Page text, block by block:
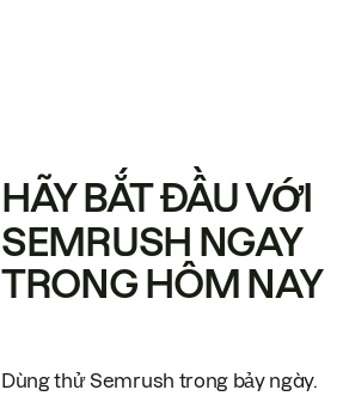
HÃY BẮT ĐẦU VỚI
SEMRUSH NGAY
TRONG HÔM NAY
Dùng thử Semrush trong bảy ngày.